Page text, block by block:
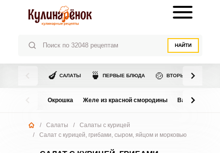
НАЙТИ
🍆 САЛАТЫ 🍵 ПЕРВЫЕ БЛЮДА 🍲 ВТОРЫЕ БЛЮДА
Окрошка Желе из красной смородины Варенье из
/ Салаты /
Салаты с курицей
/
Салат с курицей, грибами, сыром, яйцом и морковью